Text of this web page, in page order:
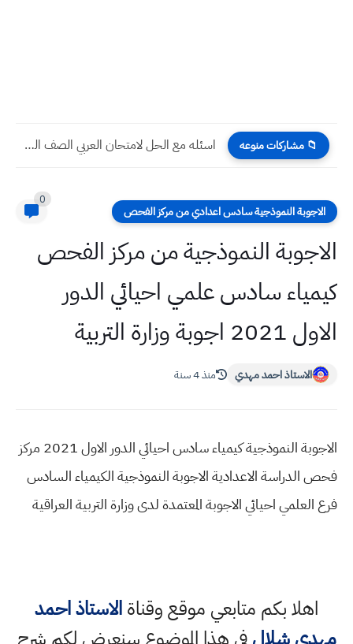
📁 مشاركات منوعه اسئله مع الحل لامتحان العربي الصف السادس الاحيائي الدور الاول...
الاجوبة النموذجية سادس اعدادي من مركز الفحص
0
الاجوبة النموذجية من مركز الفحص
كيمياء سادس علمي احيائي الدور
الاول 2021 اجوبة وزارة التربية
الاستاذ احمد مهدي منذ 4 سنة
الاجوبة النموذجية كيمياء سادس احيائي الدور الاول 2021 مركز
فحص الدراسة الاعدادية الاجوبة النموذجية الكيمياء السادس
فرع العلمي احيائي الاجوبة المعتمدة لدى وزارة التربية العراقية
اهلا بكم متابعي موقع وقناةالاستاذ احمد